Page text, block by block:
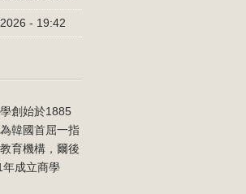
- 19:42
創始於1885
韓國首屈一指
育機構，爾後
年成立商學